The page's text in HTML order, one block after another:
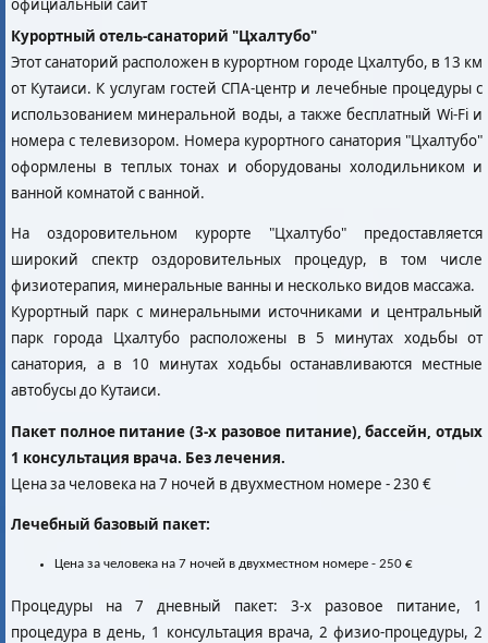
Курортный отель-санаторий "Цхалтубо"
Этот санаторий расположен в курортном городе Цхалтубо, в 13 км
от Кутаиси. К услугам гостей СПА-центр и лечебные процедуры с
использованием минеральной воды, а также бесплатный Wi-Fi и
номера с телевизором. Номера курортного санатория "Цхалтубо"
оформлены в теплых тонах и оборудованы холодильником и
ванной комнатой с ванной.
На оздоровительном курорте "Цхалтубо" предоставляется
широкий спектр оздоровительных процедур, в том числе
физиотерапия, минеральные ванны и несколько видов массажа.
Курортный парк с минеральными источниками и центральный
парк города Цхалтубо расположены в 5 минутах ходьбы от
санатория, а в 10 минутах ходьбы останавливаются местные
автобусы до Кутаиси.
Пакет полное питание (3-х разовое питание), бассейн, отдых
1 консультация врача. Без лечения.
Цена за человека на 7 ночей в двухместном номере -230 €
Лечебный базовый пакет:
Цена за человека на 7 ночей в двухместном номере - 250 €
Процедуры на 7 дневный пакет: 3-х разовое питание, 1
процедура в день, 1 консультация врача, 2 физио-процедуры, 2